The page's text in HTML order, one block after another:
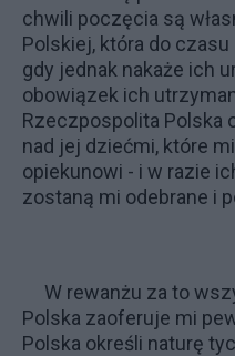
chwili poczęcia są
Polskiej, która do
gdy jednak nakaże ich
obowiązek ich
Rzeczpospolita Polska
nad jej dziećmi, które
opiekunowi - i w razie
zostaną mi odebrane i
W rewanżu za to
Polska zaoferuje mi
Polska określi naturę